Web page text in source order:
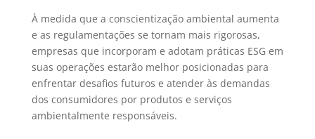
À medida que a conscientização ambiental aumenta
e as regulamentações se tornam mais rigorosas,
empresas que incorporam e adotam práticas ESG em
suas operações estarão melhor posicionadas para
enfrentar desafios futuros e atender às demandas
dos consumidores por produtos e serviços
ambientalmente responsáveis.